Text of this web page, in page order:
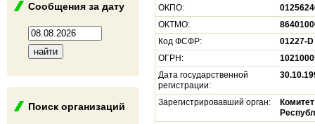
Сообщения за дату
Поиск организаций
ОКПО:
ОКТМО:
Код ФСФР:
01227-D
ОГРН:
Дата государственной
регистрации:
Зарегистрировавший орган: